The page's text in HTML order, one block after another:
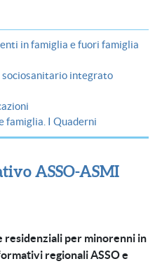
in famiglia e fuori famiglia
sociosanitario integrato
famiglia. I Quaderni
ASSO-ASMI
residenziali per minorenni in
regionali ASSO e